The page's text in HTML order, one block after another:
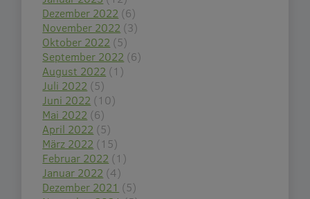
Dezember 2022 (6)
November 2022 (3)
Oktober 2022 (5)
September 2022 (6)
August 2022 (1)
Juli 2022 (5)
Juni 2022 (10)
Mai 2022 (6)
April 2022 (5)
März 2022 (15)
Februar 2022 (1)
Januar 2022 (4)
Dezember 2021 (5)